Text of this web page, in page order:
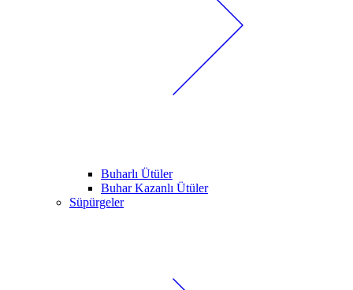
Buharlı Ütüler
Buhar Kazanlı Ütüler
Süpürgeler